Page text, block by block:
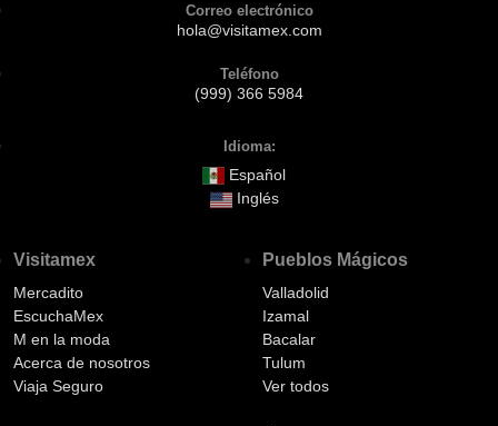
Correo electrónico
hola@visitamex.com
Teléfono
(999) 366 5984
Idioma:
Español
Inglés
Visitamex
Mercadito
EscuchaMex
M en la moda
Acerca de nosotros
Viaja Seguro
Pueblos Mágicos
Valladolid
Izamal
Bacalar
Tulum
Ver todos